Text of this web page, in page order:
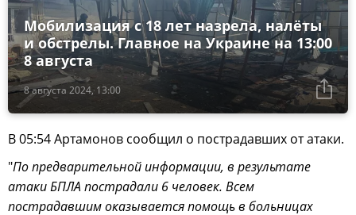
8 августа 2024, 13:00
Мобилизация с 18 лет назрела, налёты
и обстрелы. Главное на Украине на 13:00
8 августа
В 05:54 Артамонов сообщил о пострадавших от атаки.
"По предварительной информации, в результате
атаки БПЛА пострадали 6 человек. Всем
пострадавшим оказывается помощь в больницах